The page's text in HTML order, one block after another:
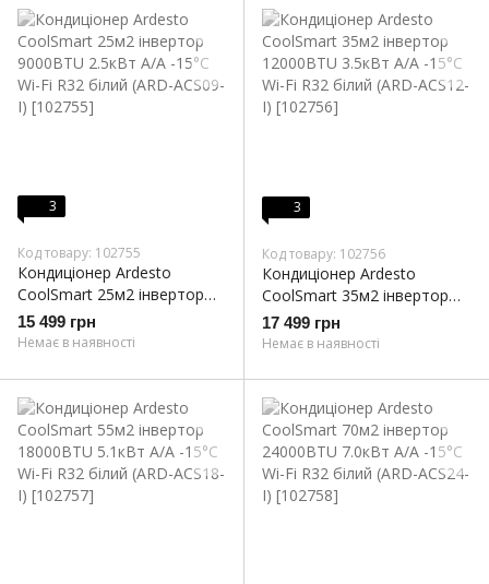
3
Код товару: 102755
Кондиціонер Ardesto
CoolSmart 25м2 інвертор
9000BTU 2.5кВт A/A -15°С
Wi-Fi R32 білий (ARD-ACS09-
15 499 грн
Немає в наявності
3
Код товару: 102756
Кондиціонер Ardesto
CoolSmart 35м2 інвертор
12000BTU 3.5кВт A/A -15°С
Wi-Fi R32 білий (ARD-ACS12-
17 499 грн
Немає в наявності